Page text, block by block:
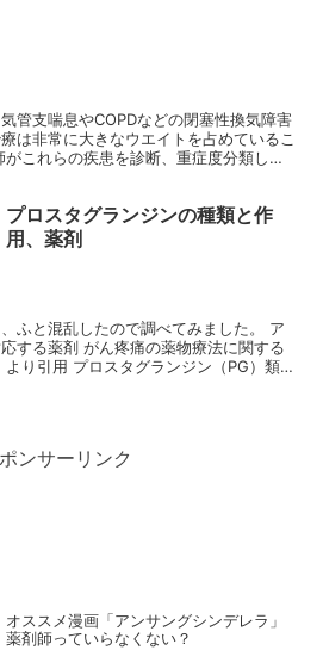
管支喘息やCOPDなどの閉塞性換気障害
は非常に大きなウエイトを占めているこ
これらの疾患を診断、重症度分類し、
プロスタグランジンの種類と作
用、薬剤
ふと混乱したので調べてみました。 ア
する薬剤 がん疼痛の薬物療法に関する
り引用 プロスタグランジン（PG）類は
ンサーリンク
オススメ漫画「アンサングシンデレラ」
薬剤師っていらなくない？